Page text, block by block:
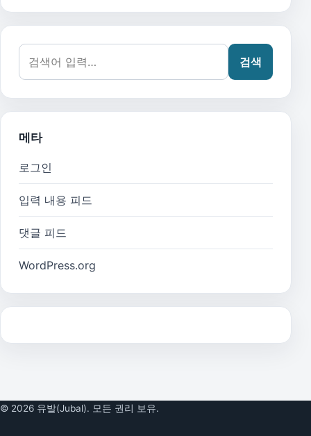
검색어:
검색
메타
로그인
입력 내용 피드
댓글 피드
WordPress.org
© 2026 유발(Jubal). 모든 권리 보유.